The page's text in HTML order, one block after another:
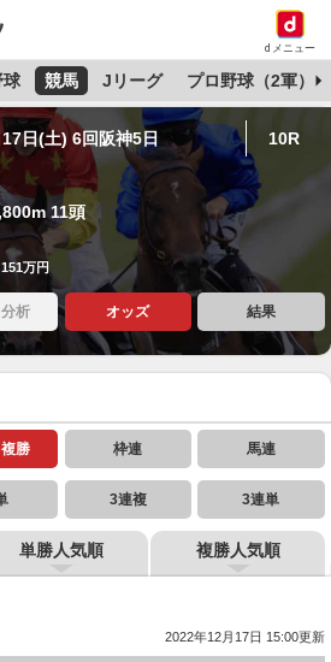
dメニュー
球 競馬 Jリーグ プロ野球（2軍）
日(土) 6回阪神5日 10R
11頭
万円
析 オッズ 結果
勝 枠連 馬連
3連複 3連単
単勝人気順 複勝人気順
2022年12月17日 15:00更新